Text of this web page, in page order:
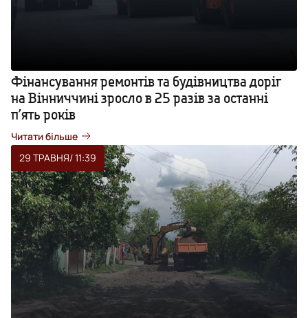
Фінансування ремонтів та будівництва доріг
на Вінниччині зросло в 25 разів за останні
п’ять років
Читати більше
29 ТРАВНЯ/ 11:39